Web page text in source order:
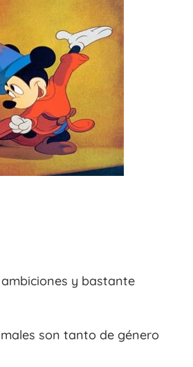
y bastante
son tanto de género